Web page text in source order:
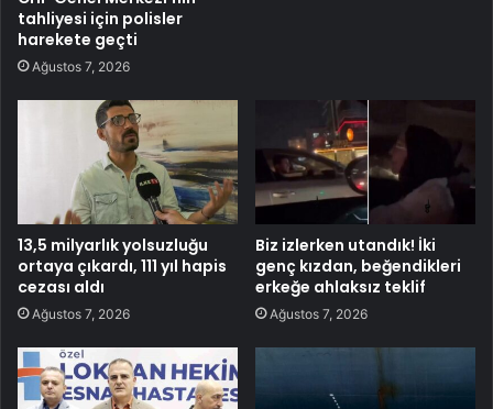
tahliyesi için polisler
harekete geçti
Ağustos 7, 2026
13,5 milyarlık yolsuzluğu
ortaya çıkardı, 111 yıl hapis
cezası aldı
Ağustos 7, 2026
Biz izlerken utandık! İki
genç kızdan, beğendikleri
erkeğe ahlaksız teklif
Ağustos 7, 2026